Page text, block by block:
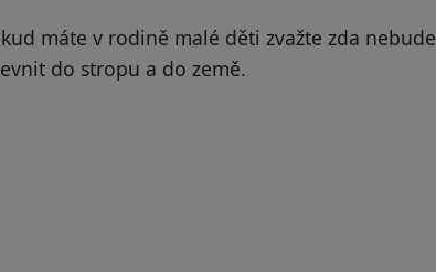
máte v rodině malé děti zvažte zda nebude
do stropu a do země.